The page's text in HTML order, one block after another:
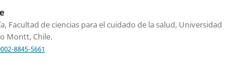
Facultad de ciencias para el cuidado de la salud, Universidad
Montt, Chile.
8845-5661